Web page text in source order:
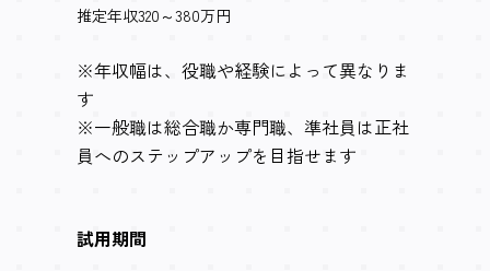
推定年収320～380万円
※年収幅は、役職や経験によって異なりま
す
※一般職は総合職か専門職、準社員は正社
員へのステップアップを目指せます
試用期間